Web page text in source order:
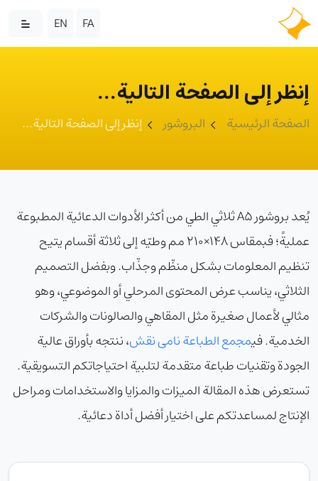
FA
EN
إنظر إلى الصفحة التالية...
الصفحة الرئيسية البروشور إنظر إلى الصفحة التالية...
يُعد بروشور A5 ثلاثي الطي من أكثر الأدوات الدعائية المطبوعة
عمليةً؛ فبمقاس 148×210 مم وطيّه إلى ثلاثة أقسام يتيح
تنظيم المعلومات بشكل منظّم وجذّاب. وبفضل التصميم
الثلاثي، يناسب عرض المحتوى المرحلي أو الموضوعي، وهو
مثالي لأعمال صغيرة مثل المقاهي والصالونات والشركات
الخدمية. فيمجمع الطباعة نامی نقش، ننتجه بأوراق عالية
الجودة وتقنيات طباعة متقدمة لتلبية احتياجاتكم التسويقية.
تستعرض هذه المقالة الميزات والمزايا والاستخدامات ومراحل
الإنتاج لمساعدتكم على اختيار أفضل أداة دعائية.